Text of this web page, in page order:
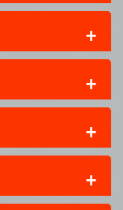
+
+
+
+